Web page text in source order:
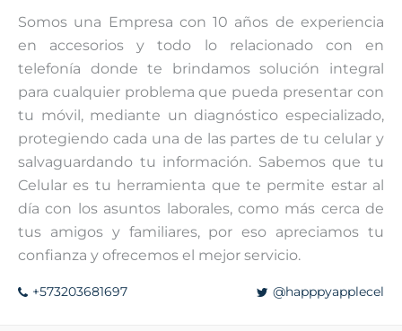
Somos una Empresa con 10 años de experiencia
en accesorios y todo lo relacionado con en
telefonía donde te brindamos solución integral
para cualquier problema que pueda presentar con
tu móvil, mediante un diagnóstico especializado,
protegiendo cada una de las partes de tu celular y
salvaguardando tu información. Sabemos que tu
Celular es tu herramienta que te permite estar al
día con los asuntos laborales, como más cerca de
tus amigos y familiares, por eso apreciamos tu
confianza y ofrecemos el mejor servicio.
+573203681697 @happpyapplecel